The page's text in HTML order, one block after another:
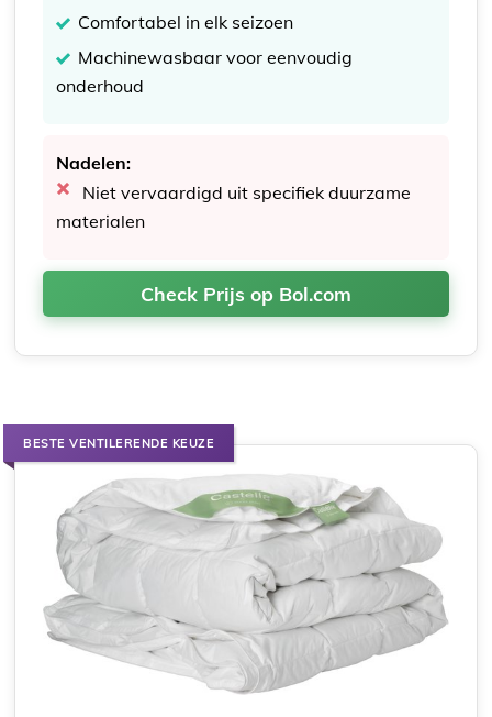
Comfortabel in elk seizoen
Machinewasbaar voor eenvoudig
onderhoud
Nadelen:
Niet vervaardigd uit specifiek duurzame
materialen
Check Prijs op Bol.com
BESTE VENTILERENDE KEUZE